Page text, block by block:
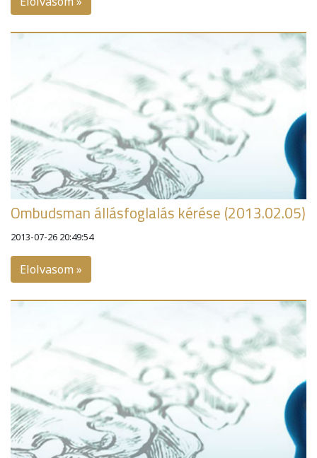
Ombudsman állásfoglalás kérése (2013.02.05)
2013-07-26 20:49:54
Elolvasom »